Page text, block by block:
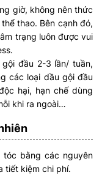
giờ, không nên thức
thao. Bên cạnh đó,
trạng luôn được vui
đầu 2-3 lần/ tuần,
các loại dầu gội đầu
hại, hạn chế dùng
khi ra ngoài…
bằng các nguyên
tiết kiệm chi phí.